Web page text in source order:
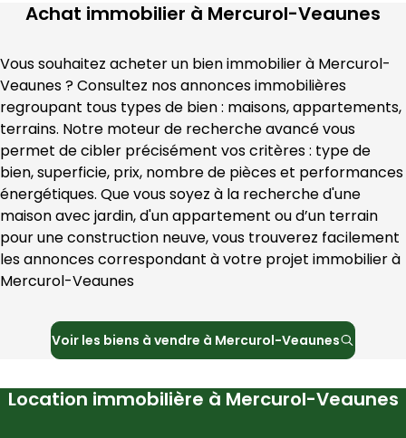
Achat immobilier à Mercurol-Veaunes
Vous souhaitez acheter un bien immobilier à Mercurol-
Veaunes ? Consultez nos annonces immobilières
regroupant tous types de bien : maisons, appartements,
terrains. Notre moteur de recherche avancé vous
permet de cibler précisément vos critères : type de
bien, superficie, prix, nombre de pièces et performances
énergétiques. Que vous soyez à la recherche d'une
maison avec jardin, d'un appartement ou d’un terrain
pour une construction neuve, vous trouverez facilement
Mercurol-Veaunes
Voir les biens à vendre à Mercurol-Veaunes
Location immobilière à Mercurol-Veaunes